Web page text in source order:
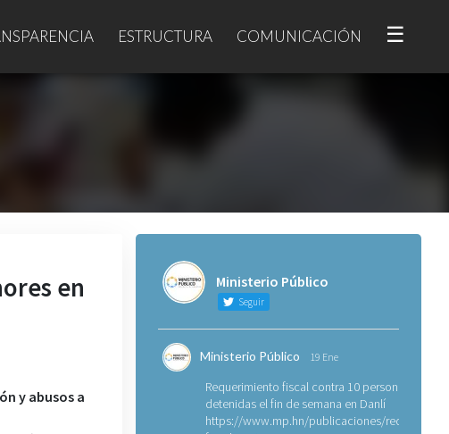
ESTRUCTURA COMUNICACIÓN ☰
en
y abusos a
Ministerio Público
Seguir
Ministerio Público 19 Ene
Requerimiento fiscal contra 10 personas
detenidas el fin de semana en Danlí
https://www.mp.hn/publicaciones/